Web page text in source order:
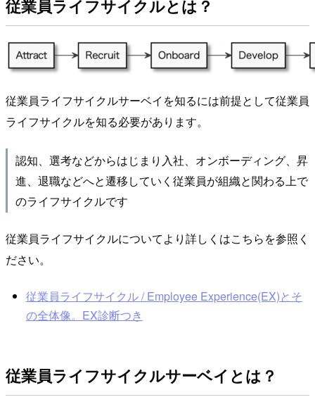
従業員ライフサイクルとは？
従業員ライフサイクルサーベイを知るには前提として従業員
ライフサイクルを知る必要があります。
認知、選考などからはじまり入社、オンボーディング、昇
進、退職などへと遷移していく従業員が組織と関わる上で
のライフサイクルです
従業員ライフサイクルについてより詳しくはこちらを参照く
ださい。
従業員ライフサイクル / Employee Experience(EX)とそ
の全体像。EX診断つき
従業員ライフサイクルサーベイとは？